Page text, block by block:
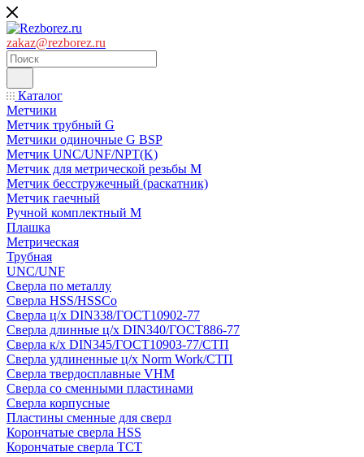
zakaz@rezborez.ru
Каталог
Метчики
Метчик трубный G
Метчики одиночные G BSP
Метчик UNC/UNF/NPT(K)
Метчик для метрической резьбы M
Метчик бесстружечный (раскатник)
Метчик гаечный
Ручной комплектный M
Плашка
Метрическая
Трубная
UNC/UNF
Сверла по металлу
Сверла HSS/HSSCo
Сверла ц/х DIN338/ГОСТ10902-77
Сверла длинные ц/х DIN340/ГОСТ886-77
Сверла к/х DIN345/ГОСТ10903-77/СТП
Сверла удлиненные ц/х Norm Work/СТП
Сверла твердосплавные VHM
Сверла со сменными пластинами
Сверла корпусные
Пластины сменные для сверл
Корончатые сверла HSS
Корончатые сверла TCT